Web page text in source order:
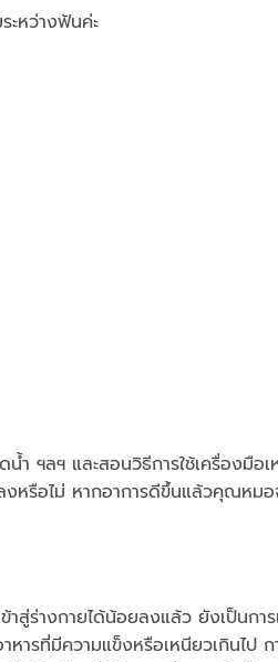
ะหว่างฟันค่ะ
ฯลฯ และสอนวิธีการใช้เครื่องมือเ
หรือไม่ หากอาการดีขึ้นแล้วคุณหมอ
าสู่ร่างกายได้น้อยลงแล้ว ยังเป็นกา
ารที่มีความแข็งหรือเหนียวเกินไป ก